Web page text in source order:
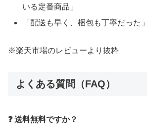
いる定番商品」
「配送も早く、梱包も丁寧だった」
※楽天市場のレビューより抜粋
よくある質問（FAQ）
❓ 送料無料ですか？